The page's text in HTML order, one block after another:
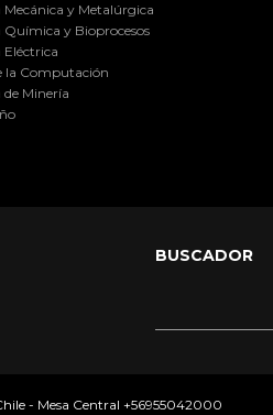
y Metalúrgica
y Bioprocesos
la Computación
Minería
BUSCADOR
- Mesa Central +56955042000